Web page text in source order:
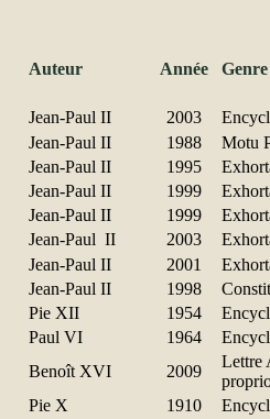
Auteur Année Genre
Jean-Paul II 2003
Jean-Paul II 1988
Motu
Jean-Paul II 1995
Jean-Paul II 1999
Jean-Paul II 1999
Jean-Paul II 2003
Jean-Paul II 2001
Jean-Paul II 1998
Pie XII 1954
Paul VI 1964
Benoît XVI 2009
Lettre
Pie X 1910